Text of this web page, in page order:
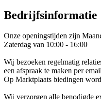
Bedrijfsinformatie
Onze openingstijden zijn
Zaterdag van 10:00 - 16:00
Wij bezoeken regelmatig
een afspraak te maken per
Op Marktplaats biedingen
Wij verzorgen alle benodigde